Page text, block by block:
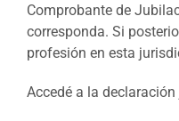
Comprobante de
corresponda. Si
profesión en esta
Accedé a la